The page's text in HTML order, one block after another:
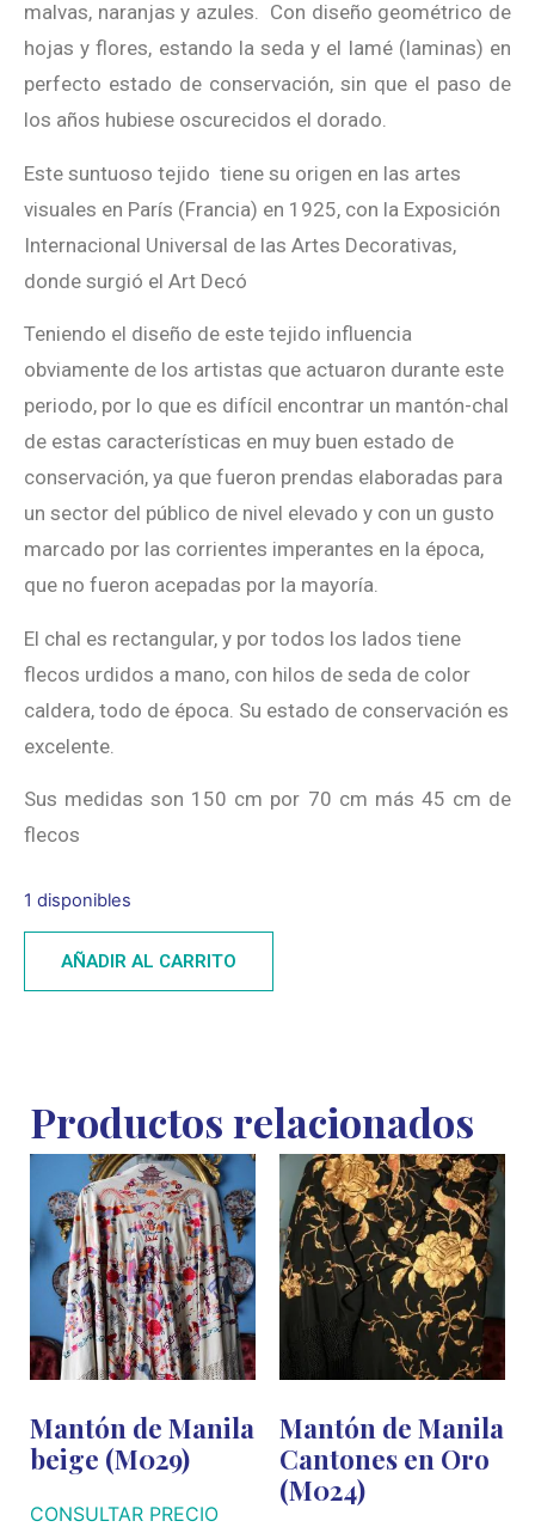
malvas, naranjas y azules. Con diseño geométrico de
hojas y flores, estando la seda y el lamé (laminas) en
perfecto estado de conservación, sin que el paso de
los años hubiese oscurecidos el dorado.
Este suntuoso tejido tiene su origen en las artes
visuales en París (Francia) en 1925, con la Exposición
Internacional Universal de las Artes Decorativas,
donde surgió el Art Decó
Teniendo el diseño de este tejido influencia
obviamente de los artistas que actuaron durante este
periodo, por lo que es difícil encontrar un mantón-chal
de estas características en muy buen estado de
conservación, ya que fueron prendas elaboradas para
un sector del público de nivel elevado y con un gusto
marcado por las corrientes imperantes en la época,
que no fueron acepadas por la mayoría.
El chal es rectangular, y por todos los lados tiene
flecos urdidos a mano, con hilos de seda de color
caldera, todo de época. Su estado de conservación es
excelente.
Sus medidas son 150 cm por 70 cm más 45 cm de
flecos
1 disponibles
AÑADIR AL CARRITO
Productos relacionados
Mantón de Manila
beige (M029)
CONSULTAR PRECIO
Mantón de Manila
Cantones en Oro
(M024)